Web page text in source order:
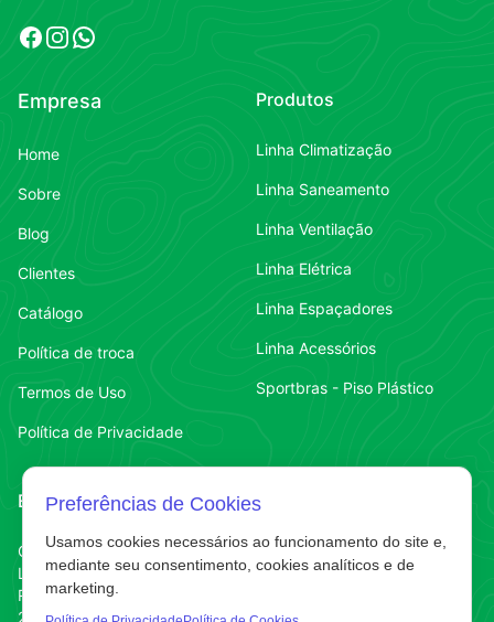
Facebook
Instagram
WhatsApp
Empresa
Home
Sobre
Blog
Clientes
Catálogo
Política de troca
Termos de Uso
Política de Privacidade
Produtos
Linha Climatização
Linha Saneamento
Linha Ventilação
Linha Elétrica
Linha Espaçadores
Linha Acessórios
Sportbras - Piso Plástico
Endereço
Chapecó-SC
Líder
R. Abelardo Luz
220 E
Contato
(49) 3323-7484Contato
Preferências de Cookies
Usamos cookies necessários ao funcionamento do site e,
mediante seu consentimento, cookies analíticos e de
marketing.